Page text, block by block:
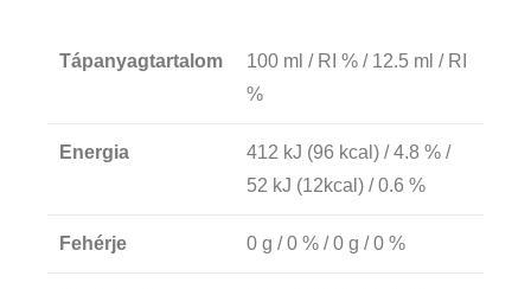
Tápanyagtartalom
100 ml / RI % / 12.5 ml / RI
%
Energia
412 kJ (96 kcal) / 4.8 % /
52 kJ (12kcal) / 0.6 %
Fehérje 0 g / 0 % / 0 g / 0 %